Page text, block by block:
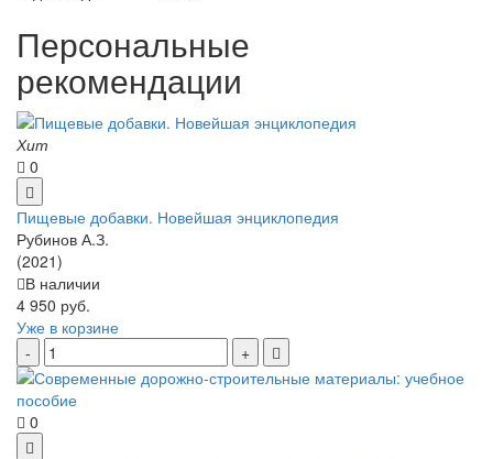
Персональные
рекомендации
Хит
0
Пищевые добавки. Новейшая энциклопедия
Рубинов А.З.
(2021)
В наличии
4 950 руб.
Уже в корзине
0